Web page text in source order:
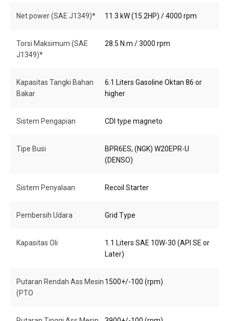
Net power (SAE J1349)* 11.3 kW (15.2HP) / 4000 rpm
Torsi Maksimum (SAE
J1349)*
28.5 N.m / 3000 rpm
Kapasitas Tangki Bahan
Bakar
6.1 Liters Gasoline Oktan 86 or
higher
Sistem Pengapian CDI type magneto
Tipe Busi
BPR6ES, (NGK) W20EPR-U
(DENSO)
Sistem Penyalaan Recoil Starter
Pembersih Udara Grid Type
Kapasitas Oli
1.1 Liters SAE 10W-30 (API SE or
Later)
Putaran Rendah Ass Mesin
(PTO
1500+/-100 (rpm)